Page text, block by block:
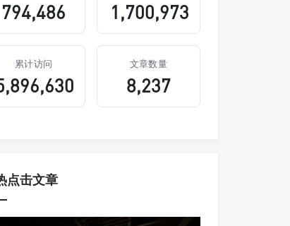
794,486 1,700,973
累计访问 文章数量
8,237
点击文章